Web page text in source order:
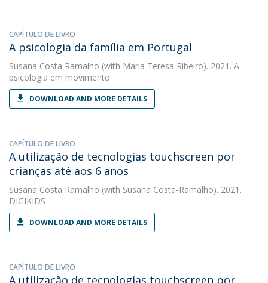
CAPÍTULO DE LIVRO
A psicologia da família em Portugal
Susana Costa Ramalho (with Maria Teresa Ribeiro). 2021. A
psicologia em movimento
DOWNLOAD AND MORE DETAILS
CAPÍTULO DE LIVRO
A utilização de tecnologias touchscreen por
crianças até aos 6 anos
Susana Costa Ramalho (with Susana Costa-Ramalho). 2021.
DIGIKIDS
DOWNLOAD AND MORE DETAILS
CAPÍTULO DE LIVRO
A utilização de tecnologias touchscreen por